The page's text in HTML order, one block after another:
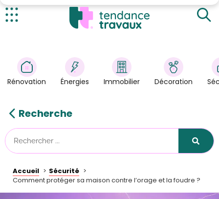
Énergies
Immobilier
Astuces/DIY
Tendance Travaux
Kit partenaire
Rénovation Énergies Immobilier Décoration
Recherche
Accueil
Sécurité
Comment protéger sa maison contre l’orage et la foudre ?
Les consignes en cas d’orage
L’installation d’un parafoudre et d’un paratonnerre